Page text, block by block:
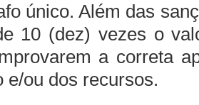
único. Além das
10 (dez) vezes o
a correta
e/ou dos recursos.